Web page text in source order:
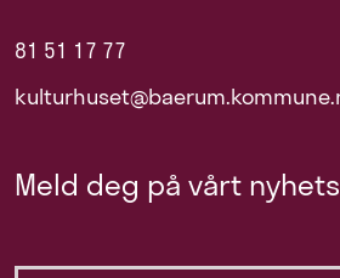
81 51 17 77
Meld deg på vårt